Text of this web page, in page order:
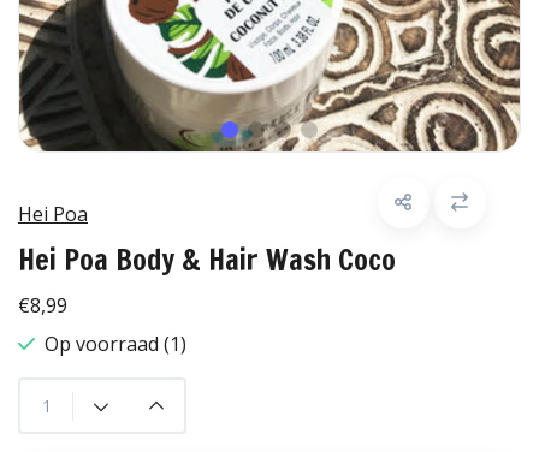
Hei Poa
Hei Poa Body & Hair Wash Coco
€8,99
Op voorraad (1)